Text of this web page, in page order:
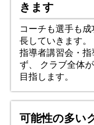
きます
コーチも選手も
長していきます。
指導者講習会・
ず、
クラブ全体
目指します。
可能性の多い